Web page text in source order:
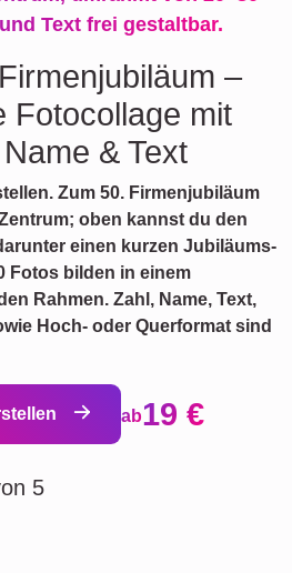
Text frei gestaltbar.
–
Fotocollage mit
& Text
Zum 50. Firmenjubiläum
oben kannst du den
einen kurzen Jubiläums-
Fotos bilden in einem
Rahmen. Zahl, Name, Text,
Hoch- oder Querformat sind
ab19 €
5